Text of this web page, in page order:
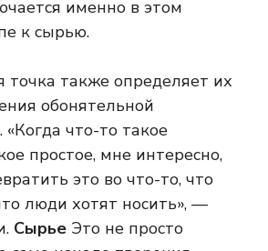
именно в этом
к сырью.
точка также определяет их
обонятельной
«Когда что-то такое
простое, мне интересно,
это во что-то, что
люди хотят носить», —
Сырье Это не просто